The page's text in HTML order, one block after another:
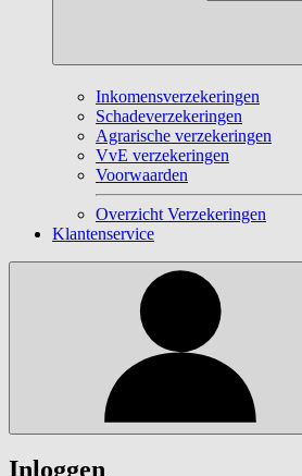
Inkomensverzekeringen
Schadeverzekeringen
Agrarische verzekeringen
VvE verzekeringen
Voorwaarden
Overzicht Verzekeringen
Klantenservice
Inloggen